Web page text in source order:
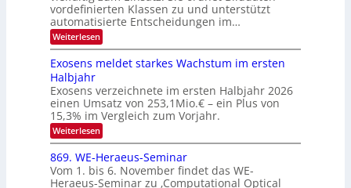
e
c
t
r
h
T
a
l
k
e
r
V
S
O
N
2
0
2
6
d
e
n
vordefinierten Klassen zu und unterstützt
automatisierte Entscheidungen im…
Weiterlesen:
W
n
d
i
e
K
I
m
i
t
d
Exosens meldet starkes Wachstum im ersten
Halbjahr
Exosens verzeichnete im ersten Halbjahr 2026
einen Umsatz von 253,1Mio.€ – ein Plus von
15,3% im Vergleich zum Vorjahr.
Weiterlesen:
E
x
o
s
e
869. WE-Heraeus-Seminar
Vom 1. bis 6. November findet das WE-
Heraeus-Seminar zu ‚Computational Optical